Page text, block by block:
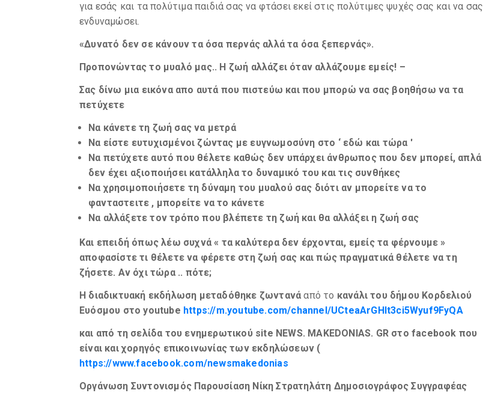
για εσάς και τα πολύτιμα παιδιά σας να φτάσει εκεί στις πολύτιμες ψυχές σας και να σας
ενδυναμώσει.
«Δυνατό δεν σε κάνουν τα όσα περνάς αλλά τα όσα ξεπερνάς».
Προπονώντας το μυαλό μας.. Η ζωή αλλάζει όταν αλλάζουμε εμείς! –
Σας δίνω μια εικόνα απο αυτά που πιστεύω και που μπορώ να σας βοηθήσω να τα
πετύχετε
Να κάνετε τη ζωή σας να μετρά
Να είστε ευτυχισμένοι ζώντας με ευγνωμοσύνη στο ‘ εδώ και τώρα '
Να πετύχετε αυτό που θέλετε καθώς δεν υπάρχει άνθρωπος που δεν μπορεί, απλά
δεν έχει αξιοποιήσει κατάλληλα το δυναμικό του και τις συνθήκες
Να χρησιμοποιήσετε τη δύναμη του μυαλού σας διότι αν μπορείτε να το
φανταστειτε , μπορείτε να το κάνετε
Να αλλάξετε τον τρόπο που βλέπετε τη ζωή και θα αλλάξει η ζωή σας
Και επειδή όπως λέω συχνά « τα καλύτερα δεν έρχονται, εμείς τα φέρνουμε »
αποφασίστε τι θέλετε να φέρετε στη ζωή σας και πώς πραγματικά θέλετε να τη
ζήσετε. Αν όχι τώρα .. πότε;
H διαδικτυακή εκδήλωση μεταδόθηκε ζωντανάαπό το κανάλι του δήμου Κορδελιού
Ευόσμου στο youtube https://m.youtube.com/channel/UCteaArGHIt3ci5Wyuf9FyQA
και από τη σελίδα του ενημερωτικού site NEWS. MAKEDONIAS. GR στοfacebook που
είναι και χορηγός επικοινωνίας των εκδηλώσεων (
https://www.facebook.com/newsmakedonias
Οργάνωση Συντονισμός Παρουσίαση Νίκη Στρατηλάτη Δημοσιογράφος Συγγραφέας